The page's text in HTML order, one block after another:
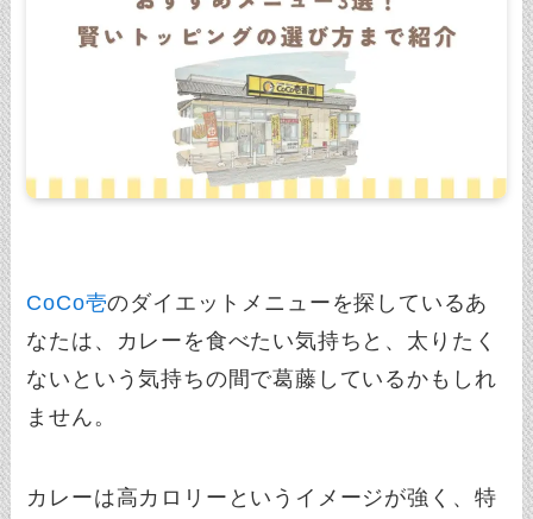
CoCo壱のダイエットメニューを探しているあ
なたは、カレーを食べたい気持ちと、太りたく
ないという気持ちの間で葛藤しているかもしれ
ません。
カレーは高カロリーというイメージが強く、特